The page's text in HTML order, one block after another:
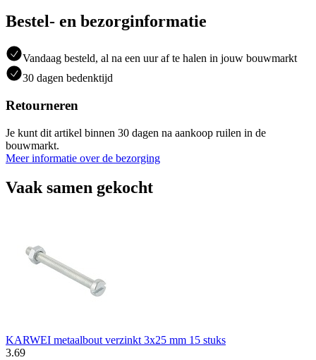
Bestel- en bezorginformatie
Vandaag besteld, al na een uur af te halen in jouw bouwmarkt
30 dagen bedenktijd
Retourneren
Je kunt dit artikel binnen 30 dagen na aankoop ruilen in de
bouwmarkt.
Meer informatie over de bezorging
Vaak samen gekocht
KARWEI metaalbout verzinkt 3x25 mm 15 stuks
3.69